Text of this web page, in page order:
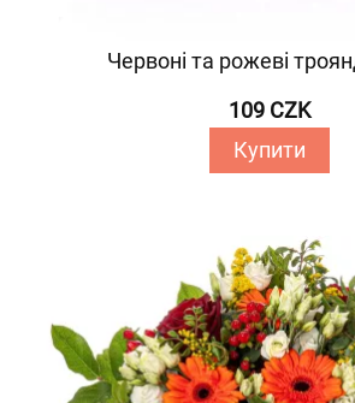
Червоні та рожеві
109 CZK
Купити